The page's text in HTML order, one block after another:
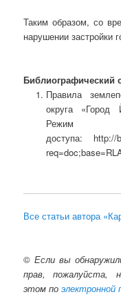
Таким образом, со
нарушении застройки
Библиографический
Правила
округа «Город
Режим
доступа: http://
Все статьи автора
© Если вы
прав, пожалуйста,
этом поэлектронной